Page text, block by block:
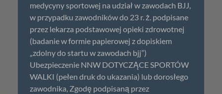
medycyny sportowej na udział w zawodach BJJ,
w przypadku zawodników do 23 r. ż. podpisane
przez lekarza podstawowej opieki zdrowotnej
(badanie w formie papierowej z dopiskiem
„zdolny do startu w zawodach bjj”)
Ubezpieczenie NNW DOTYCZĄCE SPORTÓW
WALKI (pełen druk do ukazania) lub dorosłego
zawodnika, Zgodę podpisaną przez